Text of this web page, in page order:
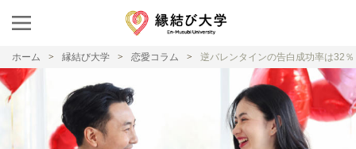
ホーム 縁結び大学 恋愛コラム 逆バレンタインの告白成功率は32